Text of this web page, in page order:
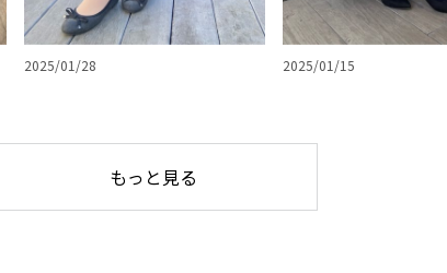
2025/01/28 2025/01/15
もっと見る